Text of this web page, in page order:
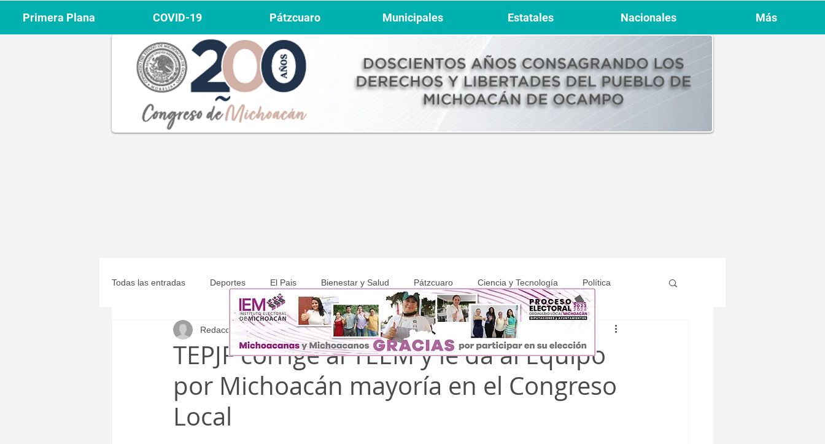
Todas las entradas Deportes El Pais Bienestar y Salud Pátzcuaro Ciencia y Tecnología Política
Michoacán Municipales COVID-19
TEPJF corrige al TEEM y le da al Equipo
por Michoacán mayoría en el Congreso
Local
Redacción 3 sept 2021 1 min de lectura
Primera Plana COVID-19 Pátzcuaro Municipales Estatales Nacionales Más